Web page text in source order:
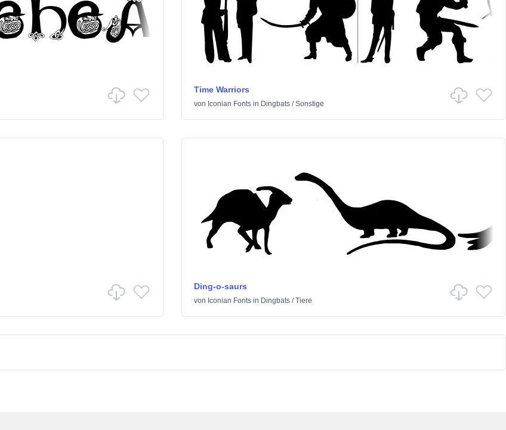
Time Warriors
von Iconian Fontsin Dingbats/Sonstige
Ding-o-saurs
von Iconian Fontsin Dingbats/Tiere